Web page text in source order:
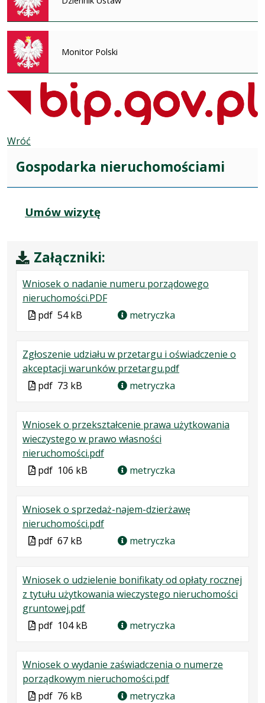
Monitor Polski
Wróć
Gospodarka nieruchomościami
Umów wizytę
Załączniki:
Wniosek o nadanie numeru porządowego
nieruchomości.PDF.
Plik
pdf
.
Rozmiar
kB
.
Otwiera
nowej
karcie.
Plik
pdf 54 kB metryczka
Zgłoszenie udziału w przetargu i oświadczenie o
akceptacji warunków przetargu.pdf.
pdf
.
kB
.
nowej
Plik
pdf 73 kB metryczka
Wniosek o przekształcenie prawa użytkowania
wieczystego w prawo własności
nieruchomości.pdf.
Plik
pdf
.
Rozmiar
kB
.
Otwiera
nowej
karcie.
Plik
pdf 106 kB metryczka
Wniosek o sprzedaż-najem-dzierżawę
nieruchomości.pdf.
Plik
pdf
.
Rozmiar
kB
.
Otwiera
nowej
karcie.
Plik
pdf 67 kB metryczka
Wniosek o udzielenie bonifikaty od opłaty rocznej
z tytułu użytkowania wieczystego nieruchomości
gruntowej.pdf.
Plik
pdf
.
Rozmiar
kB
.
Otwiera
nowej
karcie.
Plik
pdf 104 kB metryczka
Wniosek o wydanie zaświadczenia o numerze
porządkowym nieruchomości.pdf.
Plik
.
Rozmiar
.
Otwiera
Plik
pdf 76 kB metryczka